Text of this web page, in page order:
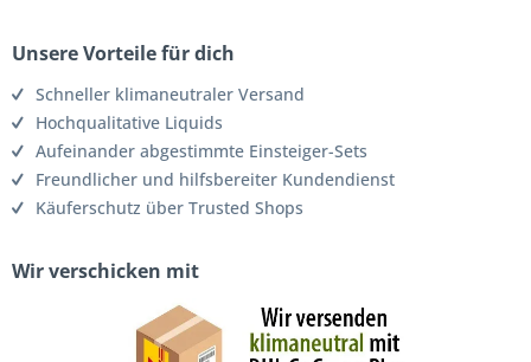
Unsere Vorteile für dich
Schneller klimaneutraler Versand
Hochqualitative Liquids
Aufeinander abgestimmte Einsteiger-Sets
Freundlicher und hilfsbereiter Kundendienst
Käuferschutz über Trusted Shops
Wir verschicken mit